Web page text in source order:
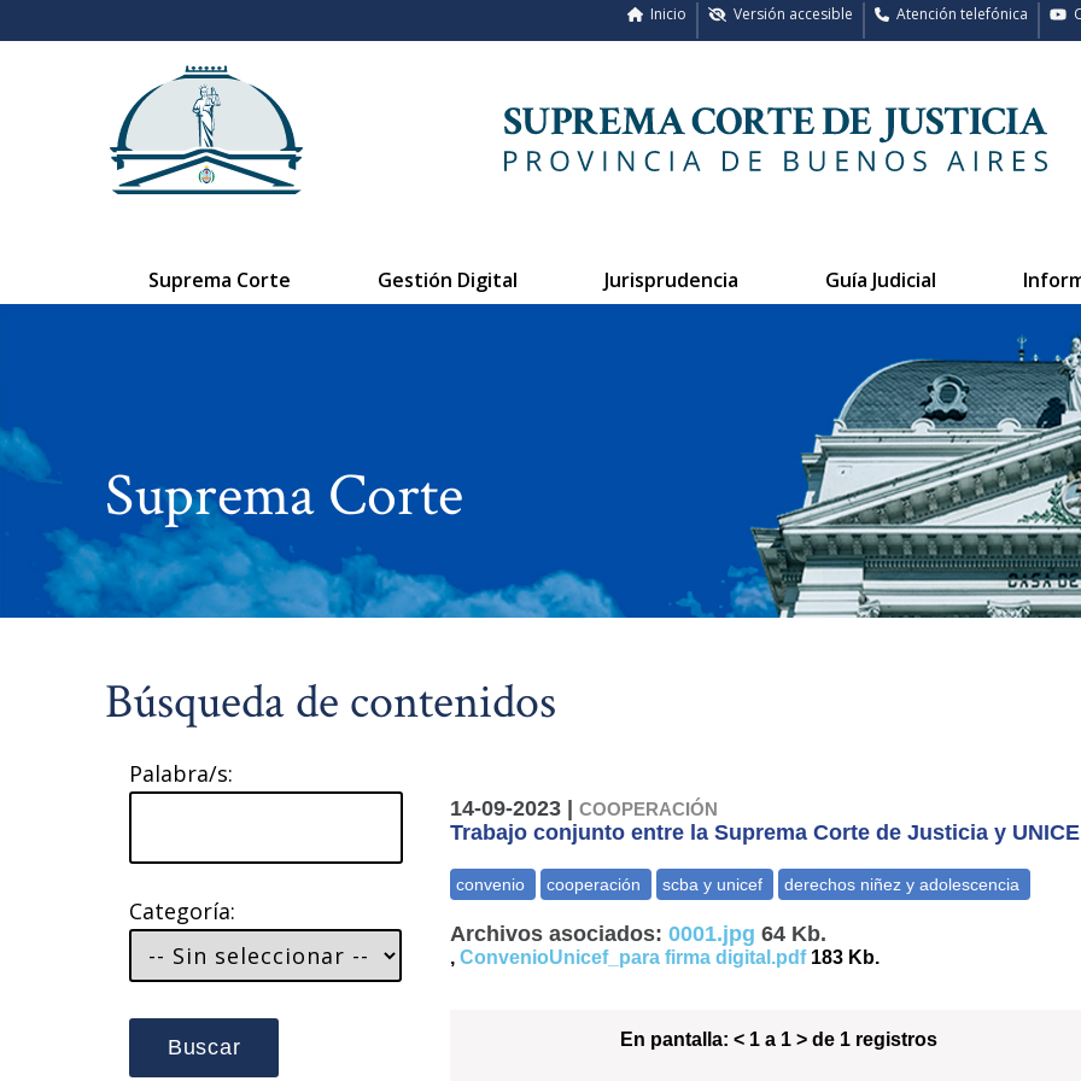
Atención telefónica
Versión accesible
Inicio
Suprema Corte Gestión Digital Jurisprudencia Guía Judicial
Suprema Corte
Búsqueda de contenidos
Palabra/s:
Categoría:
Buscar
14-09-2023 | COOPERACIÓN
Trabajo conjunto entre la Suprema Corte de Justicia y
Archivos asociados: 0001.jpg 64 Kb.
, ConvenioUnicef_para firma digital.pdf183 Kb.
En pantalla: < 1 a 1 > de 1 registros